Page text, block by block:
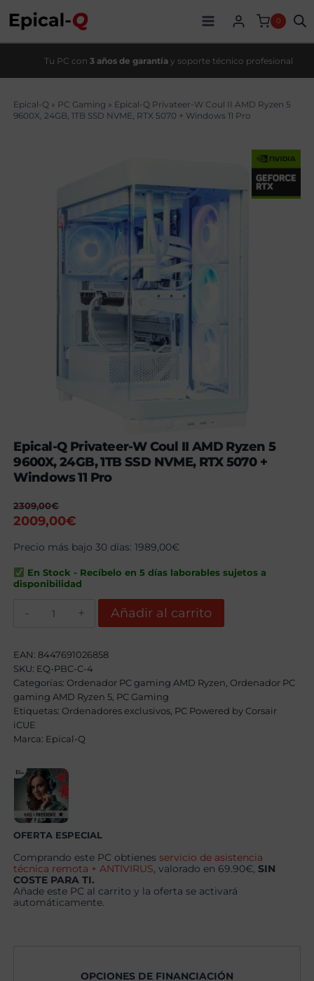
contenido
0
Tu PC con 3 años de garantía y soporte técnico profesional
Epical-Q » PC Gaming » Epical-Q Privateer-W Coul II AMD Ryzen 5
9600X, 24GB, 1TB SSD NVME, RTX 5070 + Windows 11 Pro
Epical-Q Privateer-W Coul II AMD Ryzen 5
9600X, 24GB, 1TB SSD NVME, RTX 5070 +
Windows 11 Pro
2309,00€
El
original
era:
2309,00€.
2009,00€
actual
es:
2009,00€.
Precio más bajo 30 días:1989,00€
En Stock - Recíbelo en 5 días laborables sujetos a
disponibilidad
Coul
II
AMD
Ryzen
5
9600X,
24GB,
SSD
5070
+
Windows
11
Pro
cantidad
Añadir al carrito
EAN:8447691026858
SKU: EQ-PBC-C-4
Categorías: Ordenador PC gaming AMD Ryzen Ordenador PC
gaming AMD Ryzen 5 PC Gaming
Etiquetas: Ordenadores exclusivos PC Powered by Corsair
iCUE
Marca: Epical-Q
OFERTA ESPECIAL
Comprando este PC obtienes servicio de asistencia
técnica remota + ANTIVIRUS, valorado en 69.90€,SIN
COSTE PARA TI.
Añade este PC al carrito y la oferta se activará
automáticamente.
OPCIONES DE FINANCIACIÓN